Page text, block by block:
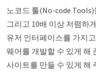
노코드 툴(No-code
그리고 10배 이상 저렴하
유저 인터페이스를 가지
웨어를 개발할 수 있게 해
사이트를 만들 수 있게 해